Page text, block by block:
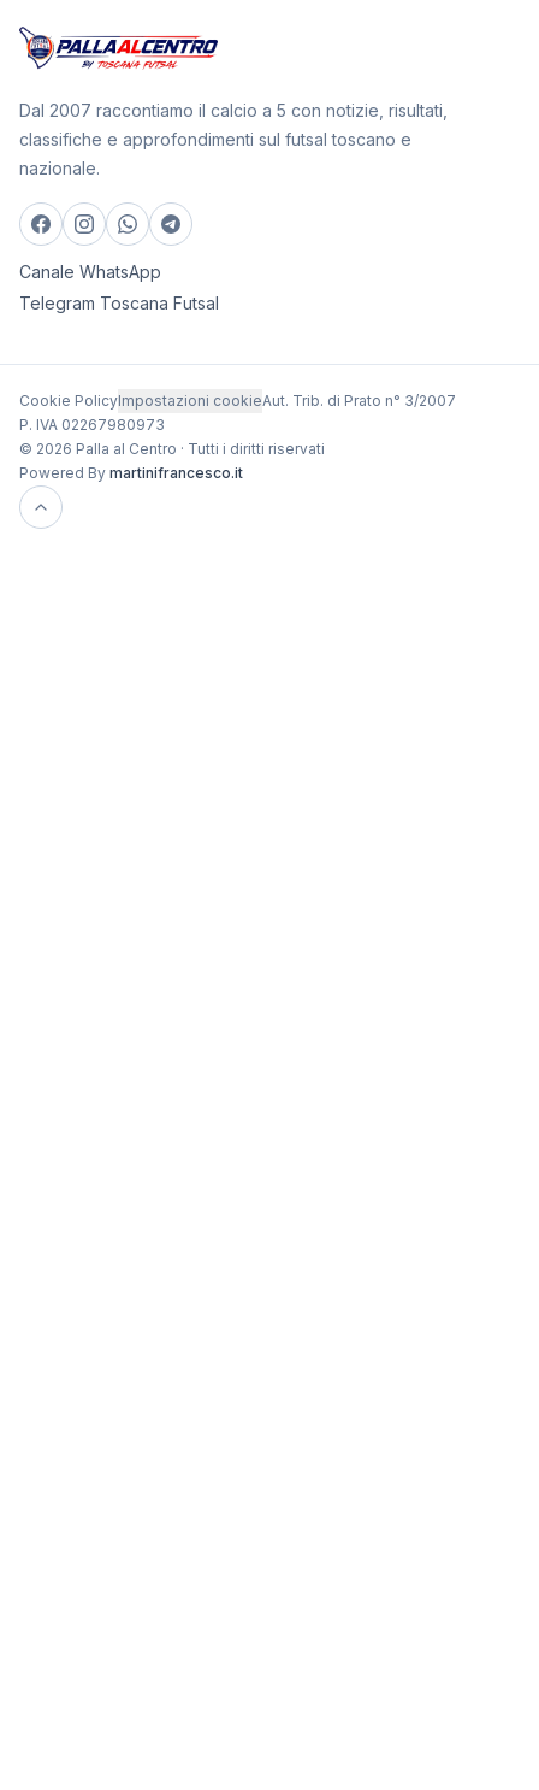
Dal 2007 raccontiamo il calcio a 5 con notizie, risultati,
classifiche e approfondimenti sul futsal toscano e
nazionale.
Canale WhatsApp
Telegram Toscana Futsal
Cookie PolicyImpostazioni cookieAut. Trib. di Prato n° 3/2007
P. IVA 02267980973
© 2026 Palla al Centro · Tutti i diritti riservati
Powered By martinifrancesco.it